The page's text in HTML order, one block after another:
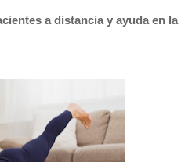
a distancia y ayuda en la